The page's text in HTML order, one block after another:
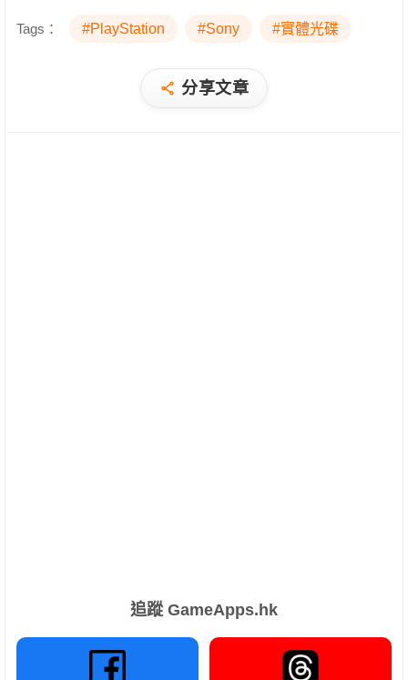
Tags： #PlayStation #Sony #實體光碟
分享文章
追蹤 GameApps.hk